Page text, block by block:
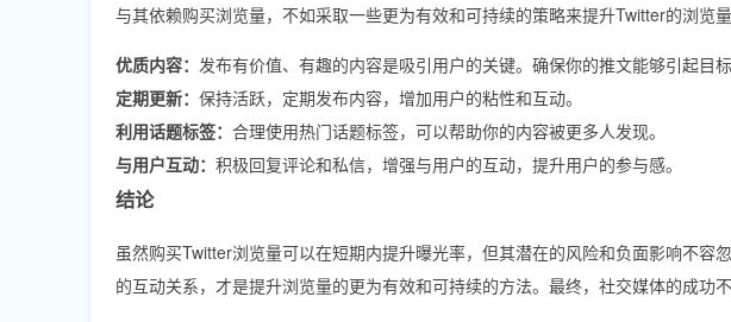
与其依赖购买浏览量，不如采取一些更为有效和可持续的策略来提升Twitter的浏览量
优质内容： 发布有价值、有趣的内容是吸引用户的关键。确保你的推文能够引起目标
定期更新： 保持活跃，定期发布内容，增加用户的粘性和互动。
利用话题标签： 合理使用热门话题标签，可以帮助你的内容被更多人发现。
与用户互动： 积极回复评论和私信，增强与用户的互动，提升用户的参与感。
结论
虽然购买Twitter浏览量可以在短期内提升曝光率，但其潜在的风险和负面影响不容
的互动关系，才是提升浏览量的更为有效和可持续的方法。最终，社交媒体的成功